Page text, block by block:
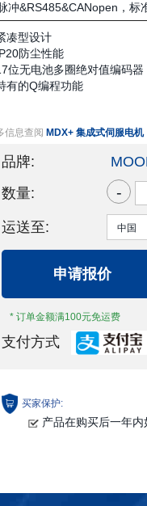
冲&RS485&CANopen，标
凑型设计
防尘性能
位无电池多圈绝对值编码器
有的Q编程功能
信息查阅 MDX+ 集成式伺服电机
品牌:
数量:
-
运送至:
申请报价
* 订单金额满100元免运费
支付方式
买家保护:
产品在购买后一年内